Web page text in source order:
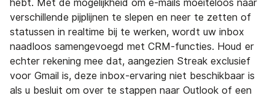
hebt. Met de mogelijkheid om e-mails moeiteloos naar
verschillende pijplijnen te slepen en neer te zetten of
statussen in realtime bij te werken, wordt uw inbox
naadloos samengevoegd met CRM-functies. Houd er
echter rekening mee dat, aangezien Streak exclusief
voor Gmail is, deze inbox-ervaring niet beschikbaar is
als u besluit om over te stappen naar Outlook of een